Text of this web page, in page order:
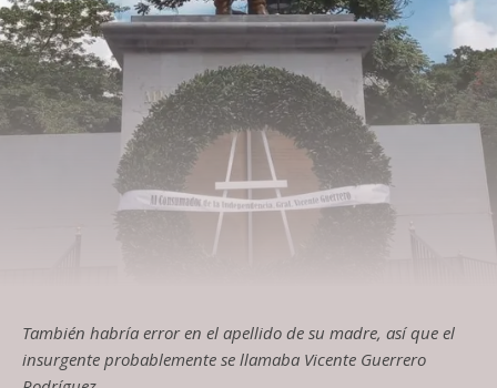
También habría error en el apellido de su madre, así que el
insurgente probablemente se llamaba Vicente Guerrero